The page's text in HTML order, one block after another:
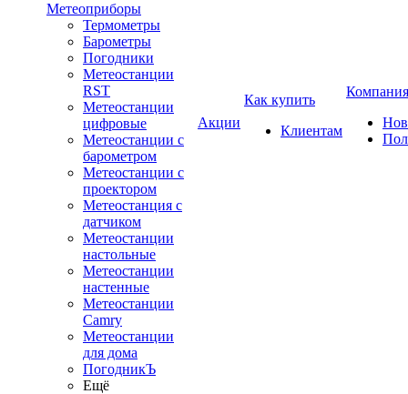
Метеоприборы
Термометры
Барометры
Погодники
Метеостанции
RST
Метеостанции
цифровые
Метеостанции с
барометром
Метеостанции с
проектором
Метеостанция с
датчиком
Метеостанции
настольные
Метеостанции
настенные
Метеостанции
Camry
Метеостанции
для дома
ПогодникЪ
Ещё
Акции
Как купить
Клиентам
Компания